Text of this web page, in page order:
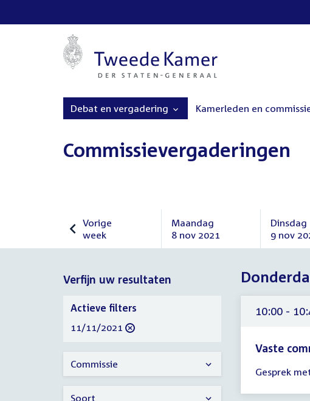
Debat en vergadering Kamerleden en
Commissievergaderingen
Vorige
week
Vorige
Maandag
8 nov 2021
Maandag
Dinsdag
9 nov
Dinsdag
2021
Verfijn uw resultaten
10:00 -
Vaste
vergadering
10:00
Gesprek
Verfijn
uw
resultaten
Actieve filters
verwijder
11/11/2021
Commissie
Soort